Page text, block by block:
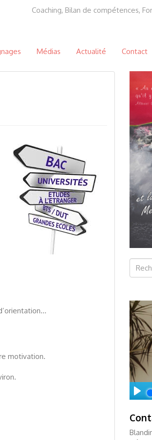
Coaching, Bilan de compétences,
Médias Actualité Contact
motivation.